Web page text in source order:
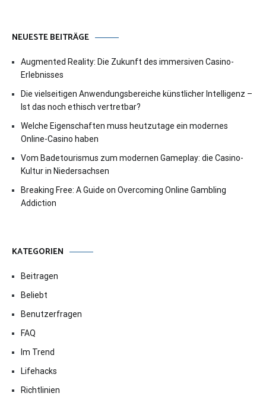
NEUESTE BEITRÄGE
Augmented Reality: Die Zukunft des immersiven Casino-
Erlebnisses
Die vielseitigen Anwendungsbereiche künstlicher Intelligenz –
Ist das noch ethisch vertretbar?
Welche Eigenschaften muss heutzutage ein modernes
Online-Casino haben
Vom Badetourismus zum modernen Gameplay: die Casino-
Kultur in Niedersachsen
Breaking Free: A Guide on Overcoming Online Gambling
Addiction
KATEGORIEN
Beitragen
Beliebt
Benutzerfragen
FAQ
Im Trend
Lifehacks
Richtlinien